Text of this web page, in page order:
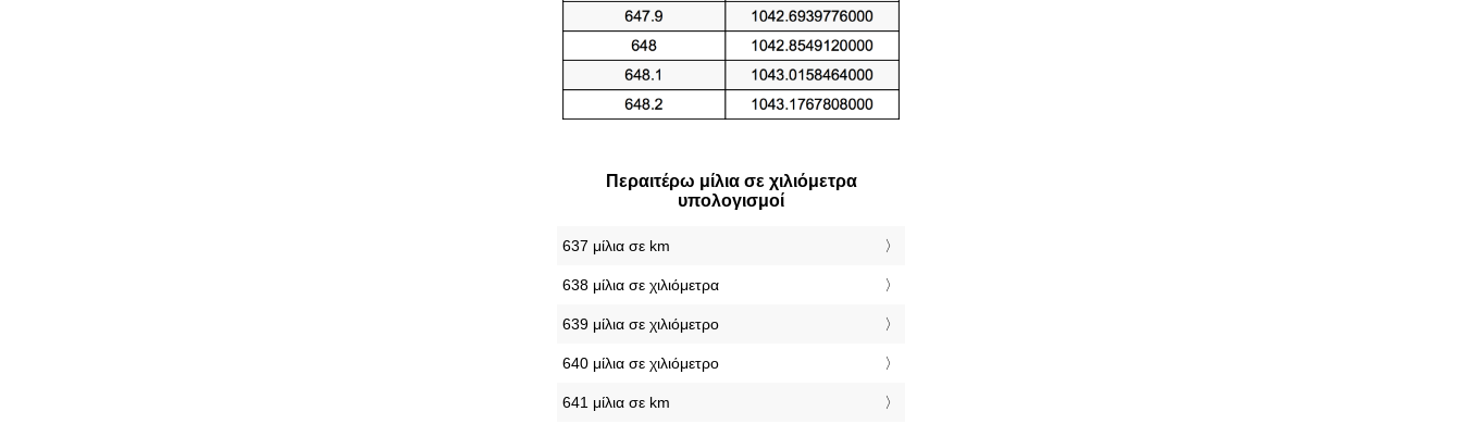
Περαιτέρω μίλια σε χιλιόμετρα
υπολογισμοί
637 μίλια σε km
638 μίλια σε χιλιόμετρα
639 μίλια σε χιλιόμετρο
640 μίλια σε χιλιόμετρο
641 μίλια σε km